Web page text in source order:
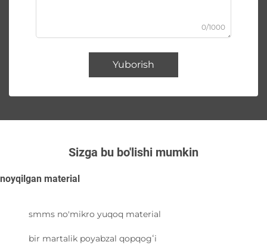
0/1000
Yuborish
Sizga bu bo'lishi mumkin
noyqilgan material
smms no'mikro yuqoq material
bir martalik poyabzal qopqogʻi